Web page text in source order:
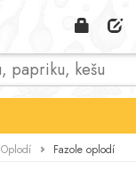
Oplodí Fazole oplodí